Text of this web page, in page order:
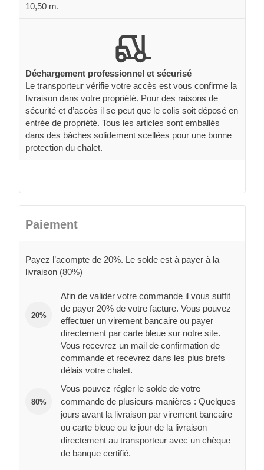
10,50 m.
Déchargement professionnel et sécurisé
Le transporteur vérifie votre accès est vous confirme la
livraison dans votre propriété. Pour des raisons de
sécurité et d’accès il se peut que le colis soit déposé en
entrée de propriété. Tous les articles sont emballés
dans des bâches solidement scellées pour une bonne
protection du chalet.
Paiement
Payez l’acompte de 20%. Le solde est à payer à la
livraison (80%)
20%
Afin de valider votre commande il vous suffit
de payer 20% de votre facture. Vous pouvez
effectuer un virement bancaire ou payer
directement par carte bleue sur notre site.
Vous recevrez un mail de confirmation de
commande et recevrez dans les plus brefs
délais votre chalet.
80%
Vous pouvez régler le solde de votre
commande de plusieurs manières : Quelques
jours avant la livraison par virement bancaire
ou carte bleue ou le jour de la livraison
directement au transporteur avec un chèque
de banque certifié.